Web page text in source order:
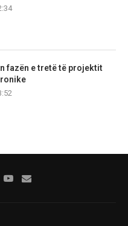
fazën e tretë të projektit